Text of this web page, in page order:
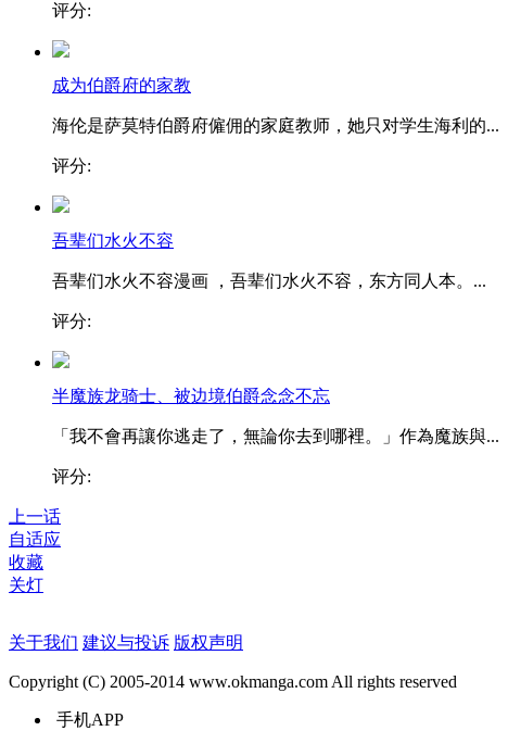
评分:
成为伯爵府的家教
海伦是萨莫特伯爵府僱佣的家庭教师，她只对学生海利的...
评分:
吾辈们水火不容
吾辈们水火不容漫画 ，吾辈们水火不容，东方同人本。...
评分:
半魔族龙骑士、被边境伯爵念念不忘
「我不會再讓你逃走了，無論你去到哪裡。」作為魔族與...
评分:
上一话
自适应
收藏
关灯
关于我们 建议与投诉 版权声明
Copyright (C) 2005-2014 www.okmanga.com All rights reserved
手机APP